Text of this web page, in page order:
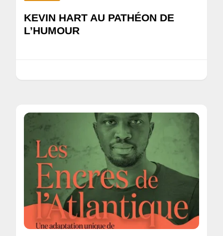
KEVIN HART AU PATHÉON DE
L’HUMOUR